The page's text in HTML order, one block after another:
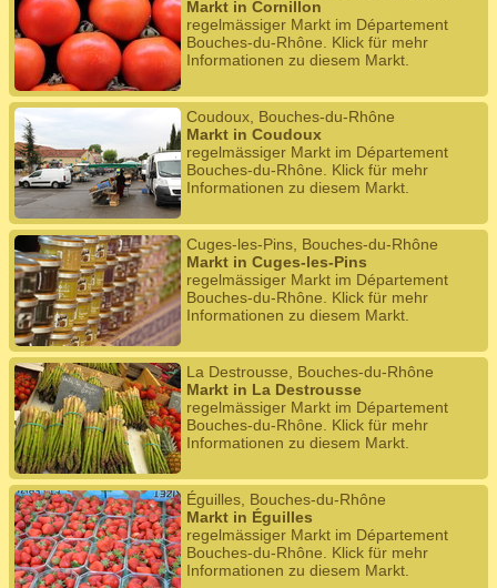
Markt in Cornillon
regelmässiger Markt im Département
Bouches-du-Rhône. Klick für mehr
Informationen zu diesem Markt.
Coudoux, Bouches-du-Rhône
Markt in Coudoux
regelmässiger Markt im Département
Bouches-du-Rhône. Klick für mehr
Informationen zu diesem Markt.
Cuges-les-Pins, Bouches-du-Rhône
Markt in Cuges-les-Pins
regelmässiger Markt im Département
Bouches-du-Rhône. Klick für mehr
Informationen zu diesem Markt.
La Destrousse, Bouches-du-Rhône
Markt in La Destrousse
regelmässiger Markt im Département
Bouches-du-Rhône. Klick für mehr
Informationen zu diesem Markt.
Éguilles, Bouches-du-Rhône
Markt in Éguilles
regelmässiger Markt im Département
Bouches-du-Rhône. Klick für mehr
Informationen zu diesem Markt.